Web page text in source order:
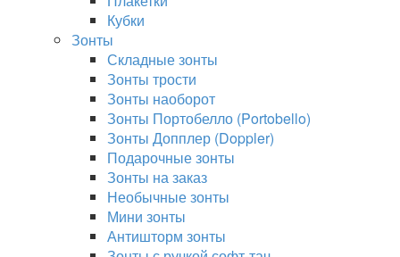
Кубки
Зонты
Складные зонты
Зонты трости
Зонты наоборот
Зонты Портобелло (Portobello)
Зонты Допплер (Doppler)
Подарочные зонты
Зонты на заказ
Необычные зонты
Мини зонты
Антишторм зонты